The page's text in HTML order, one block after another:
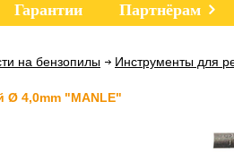
Гарантии Партнёрам
на бензопилы Инструменты для
Ø 4,0mm "MANLE"